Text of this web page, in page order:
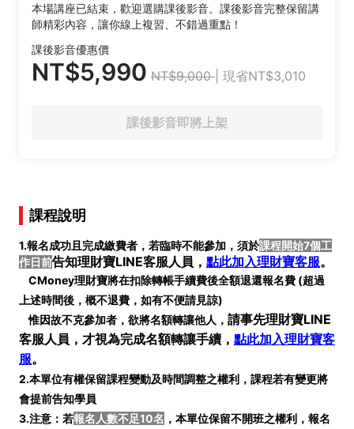
本場講座已結束，歡迎選購課後影音。課後影音完整保留講
師精彩內容，讓你線上複習、不錯過重點！
課後影音優惠價
NT$5,990 NT$9,000 | 現省NT$3,010
課後影音即將上架
課程說明
1.報名成功且完成繳費者，若臨時不能參加，須於課程開始7個工
作日前告知理財寶LINE客服人員， 點此加入理財寶客服。
CMoney理財寶將在扣除轉帳手續費後全額退還報名費 (超過
上述時間後，概不退費，如有不便請見諒)
惟因故不克參加者，欲將名額轉讓他人， 請事先理財寶LINE
客服人員 ，才視為完成名額轉讓手續 ， 點此加入理財寶客
服。
2.本單位有權保留課程變動及時間調整之權利，課程若有變更將
會提前告知學員
3.注意：若報名人數不足10名 ，本單位保留不開班之權利，報名